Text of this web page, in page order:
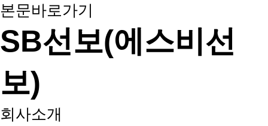
본문바로가기
SB선보(에스비선
보)
회사소개